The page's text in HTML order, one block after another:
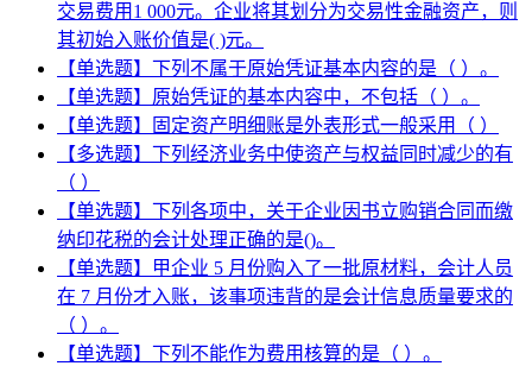
交易费用1 000元。企业将其划分为交易性金融资产，则
其初始入账价值是( )元。
【单选题】下列不属于原始凭证基本内容的是（ ）。
【单选题】原始凭证的基本内容中，不包括（ ）。
【单选题】固定资产明细账是外表形式一般采用（ ）
【多选题】下列经济业务中使资产与权益同时减少的有
（ ）
【单选题】下列各项中，关于企业因书立购销合同而缴
纳印花税的会计处理正确的是()。
【单选题】甲企业 5 月份购入了一批原材料，会计人员
在 7 月份才入账，该事项违背的是会计信息质量要求的
（ ）。
【单选题】下列不能作为费用核算的是（ ）。